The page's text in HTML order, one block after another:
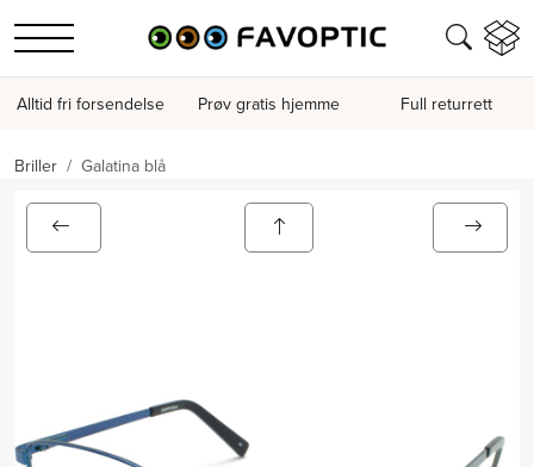
Alltid fri forsendelse Prøv gratis hjemme Full returrett
Briller Galatina blå